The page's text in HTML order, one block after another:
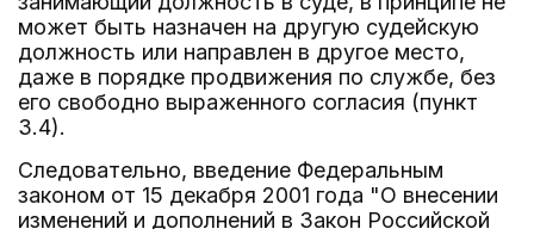
может быть назначен на другую судейскую
должность или направлен в другое место,
даже в порядке продвижения по службе, без
его свободно выраженного согласия (пункт
3.4).
Следовательно, введение Федеральным
законом от 15 декабря 2001 года "О внесении
изменений и дополнений в Закон Российской